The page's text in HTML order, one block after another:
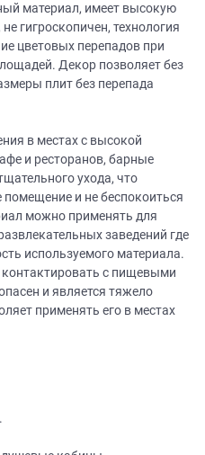
материал, имеет высокую
гигроскопичен, технология
цветовых перепадов при
Декор позволяет без
плит без перепада
в местах с высокой
и ресторанов, барные
ухода, что
и не беспокоиться
можно применять для
заведений где
используемого материала.
с пищевыми
и является тяжело
применять его в местах